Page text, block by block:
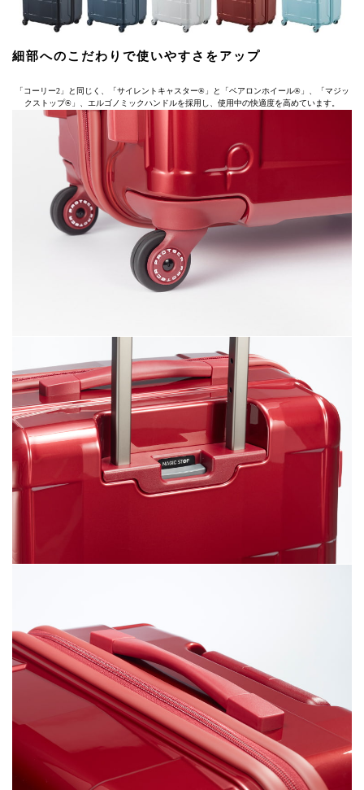
細部へのこだわりで使いやすさをアップ
「コーリー2」と同じく、「サイレントキャスター®」と「ベアロンホイール®」、「マジッ
クストップ®」、エルゴノミックハンドルを採用し、使用中の快適度を高めています。